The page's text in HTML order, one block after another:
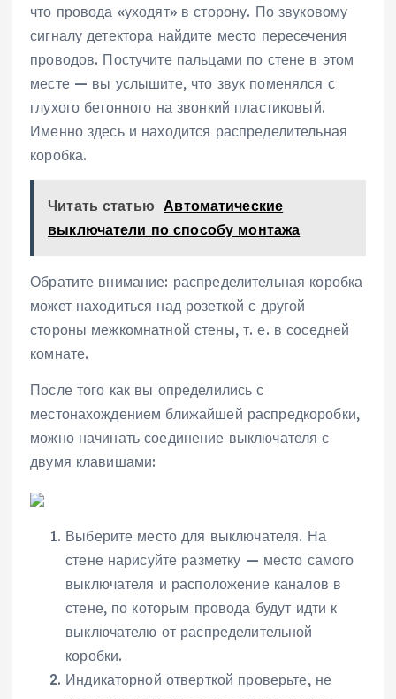
что провода «уходят» в сторону. По звуковому
сигналу детектора найдите место пересечения
проводов. Постучите пальцами по стене в этом
месте — вы услышите, что звук поменялся с
глухого бетонного на звонкий пластиковый.
Именно здесь и находится распределительная
коробка.
Читать статью Автоматические
выключатели по способу монтажа
Обратите внимание: распределительная коробка
может находиться над розеткой с другой
стороны межкомнатной стены, т. е. в соседней
комнате.
После того как вы определились с
местонахождением ближайшей распредкоробки,
можно начинать соединение выключателя с
двумя клавишами:
Выберите место для выключателя. На
стене нарисуйте разметку — место самого
выключателя и расположение каналов в
стене, по которым провода будут идти к
выключателю от распределительной
коробки.
Индикаторной отверткой проверьте, не